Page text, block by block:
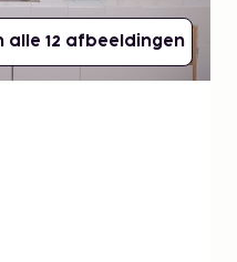
alle 12 afbeeldingen